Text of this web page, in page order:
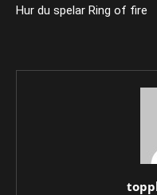
Hur du spelar Ring of fire